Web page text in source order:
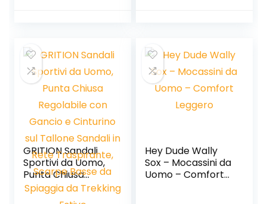
GRITION Sandali
Sportivi da Uomo,
Punta Chiusa
Regolabile con
Gancio e Cinturino
Hey Dude Wally
Sox – Mocassini da
Uomo – Comfort